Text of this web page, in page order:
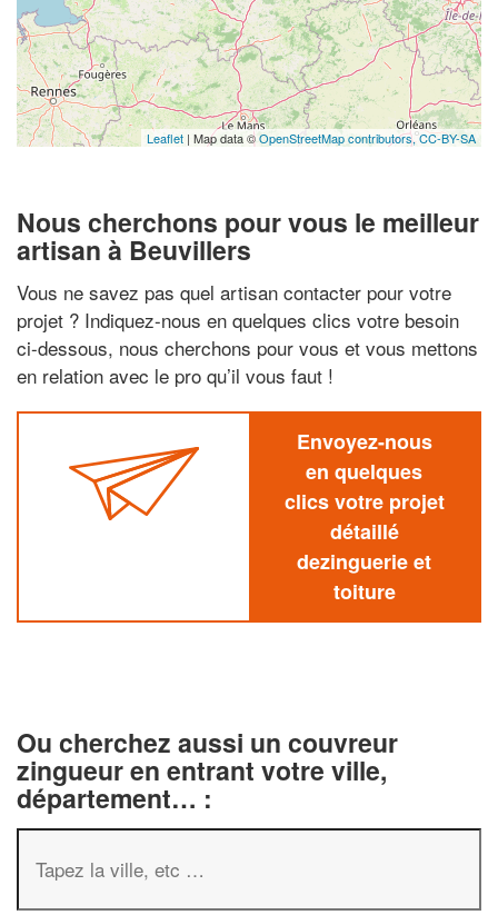
Leaflet | Map data ©OpenStreetMap contributors,CC-BY-SA
Nous cherchons pour vous le meilleur
artisan à Beuvillers
Vous ne savez pas quel artisan contacter pour votre
projet ? Indiquez-nous en quelques clics votre besoin
ci-dessous, nous cherchons pour vous et vous mettons
en relation avec le pro qu’il vous faut !
Envoyez-nous
en quelques
clics votre projet
détaillé
dezinguerie et
toiture
Ou cherchez aussi un couvreur
zingueur en entrant votre ville,
département… :